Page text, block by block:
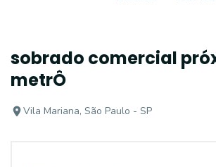
sobrado comercial
metrÔ
Vila Mariana, São Paulo - SP